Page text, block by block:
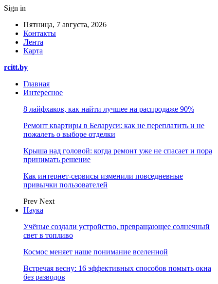
Sign in
Пятница, 7 августа, 2026
Контакты
Лента
Карта
rcitt.by
Главная
Интересное
8 лайфхаков, как найти лучшее на распродаже 90%
Ремонт квартиры в Беларуси: как не переплатить и не
пожалеть о выборе отделки
Крыша над головой: когда ремонт уже не спасает и пора
принимать решение
Как интернет-сервисы изменили повседневные
привычки пользователей
Prev Next
Наука
Учёные создали устройство, превращающее солнечный
свет в топливо
Космос меняет наше понимание вселенной
Встречая весну: 16 эффективных способов помыть окна
без разводов